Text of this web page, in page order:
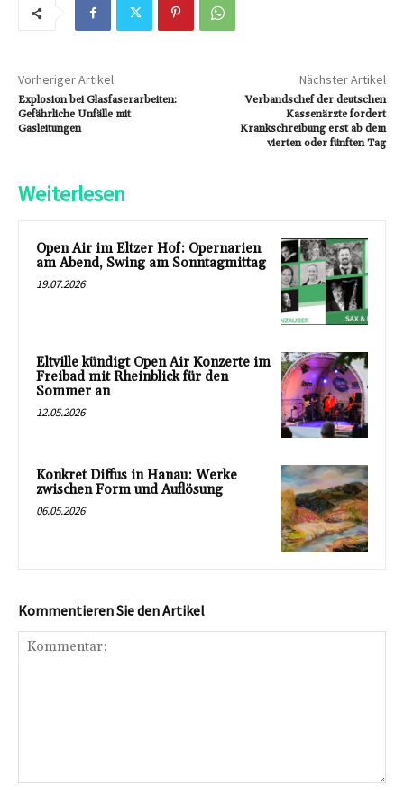
Vorheriger Artikel
Explosion bei Glasfaserarbeiten:
Gefährliche Unfälle mit
Gasleitungen
Nächster Artikel
Verbandschef der deutschen
Kassenärzte fordert
Krankschreibung erst ab dem
vierten oder fünften Tag
Weiterlesen
Open Air im Eltzer Hof: Opernarien
am Abend, Swing am Sonntagmittag
19.07.2026
Eltville kündigt Open Air Konzerte im
Freibad mit Rheinblick für den
Sommer an
12.05.2026
Konkret Diffus in Hanau: Werke
zwischen Form und Auflösung
06.05.2026
Kommentieren Sie den Artikel